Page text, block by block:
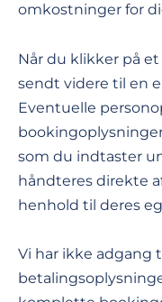
omkostninger for
Når du klikker på
sendt videre til en
Eventuelle
som du indtaster
håndteres direkte
henhold til deres
Vi har ikke adgang